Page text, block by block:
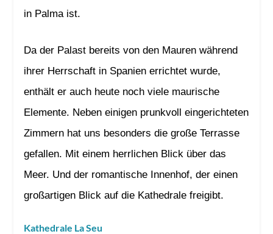
in Palma ist.
Da der Palast bereits von den Mauren während
ihrer Herrschaft in Spanien errichtet wurde,
enthält er auch heute noch viele maurische
Elemente. Neben einigen prunkvoll eingerichteten
Zimmern hat uns besonders die große Terrasse
gefallen. Mit einem herrlichen Blick über das
Meer. Und der romantische Innenhof, der einen
großartigen Blick auf die Kathedrale freigibt.
Kathedrale La Seu